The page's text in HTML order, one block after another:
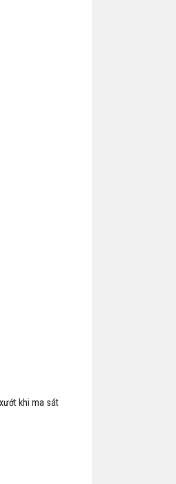
khi ma sát